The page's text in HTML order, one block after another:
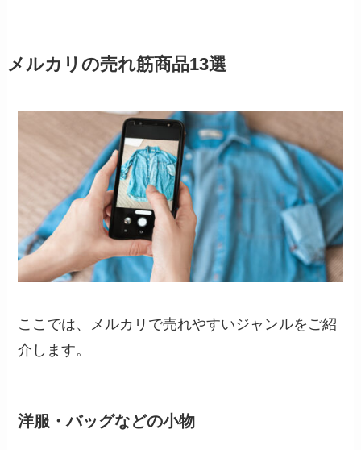
メルカリの売れ筋商品13選
ここでは、メルカリで売れやすいジャンルをご紹
介します。
洋服・バッグなどの小物